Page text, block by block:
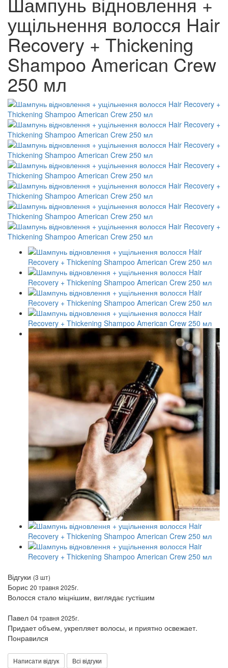
ущільнення волосся Hair
Recovery + Thickening
Shampoo American Crew
250 мл
Відгуки (3 шт)
Борис 20 травня 2025г.
Волосся стало міцнішим, виглядає густішим
Павел 04 травня 2025г.
Придает объем, укрепляет волосы, и приятно освежает.
Понравился
Написати відгук Всі відгуки